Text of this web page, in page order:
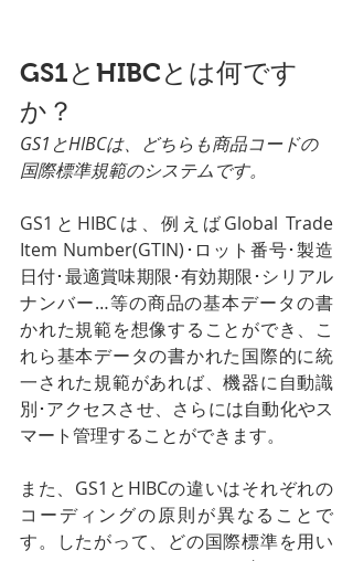
GS1とHIBCとは何です
か？
GS1とHIBCは、どちらも商品コードの
国際標準規範のシステムです。
GS1とHIBCは、例えばGlobal Trade
Item Number(GTIN)･ロット番号･製造
日付･最適賞味期限･有効期限･シリアル
ナンバー…等の商品の基本データの書
かれた規範を想像することができ、こ
れら基本データの書かれた国際的に統
一された規範があれば、機器に自動識
別･アクセスさせ、さらには自動化やス
マート管理することができます。
また、GS1とHIBCの違いはそれぞれの
コーディングの原則が異なることで
す。したがって、どの国際標準を用い